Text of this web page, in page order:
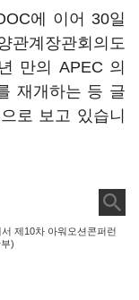
에 이어 30일
관계장관회의도
만의 APEC 의
재개하는 등 글
로 보고 있습니
제10차 아워오션콘퍼런
)